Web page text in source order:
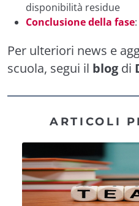
disponibilità residue
Conclusione della fase
Per ulteriori news e
scuola, segui il blog di
ARTICOLI